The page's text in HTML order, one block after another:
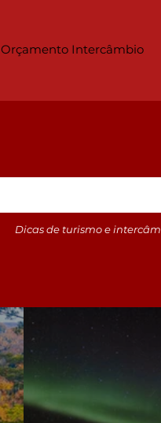
Orçamento Intercâmbio
Dicas de turismo e